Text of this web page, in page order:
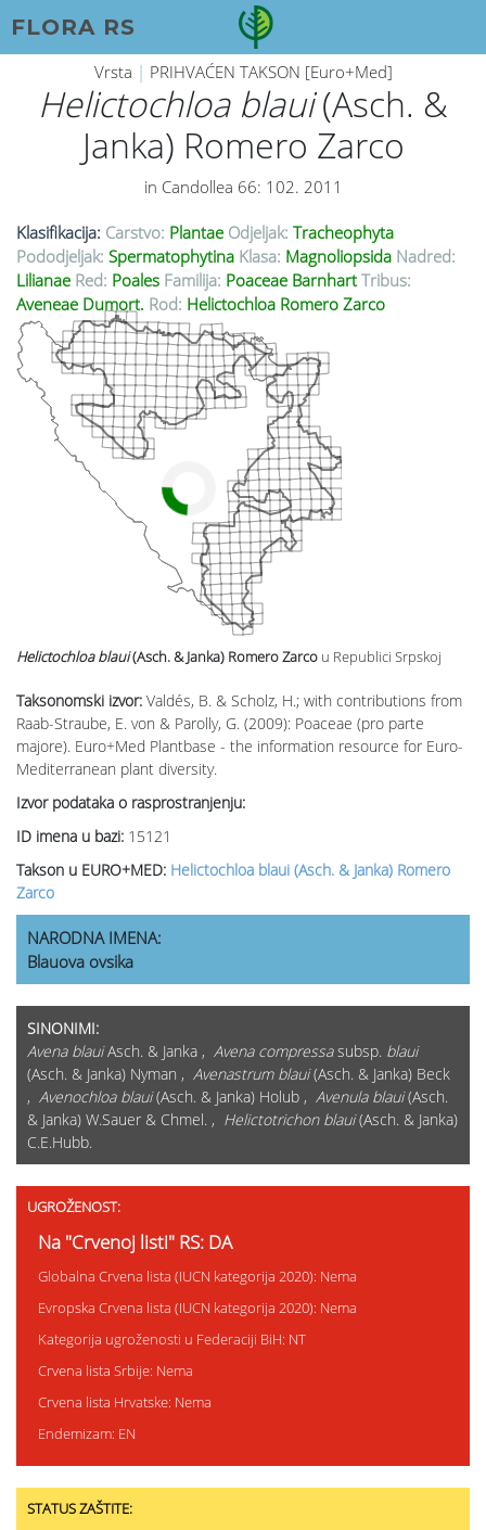
FLORA RS
Vrsta | PRIHVAĆEN TAKSON [Euro+Med]
Helictochloa blaui(Asch. &
Janka) Romero Zarco
in Candollea 66: 102. 2011
Klasifikacija: Carstvo: Plantae Odjeljak: Tracheophyta
Pododjeljak: Spermatophytina Klasa: Magnoliopsida Nadred:
Lilianae Red: Poales Familija: Poaceae BarnhartTribus:
Aveneae Dumort. Rod: Helictochloa Romero Zarco
Taksonomski izvor: Valdés, B. & Scholz, H.; with contributions from
Raab-Straube, E. von & Parolly, G. (2009): Poaceae (pro parte
majore). Euro+Med Plantbase - the information resource for Euro-
Mediterranean plant diversity.
Izvor podataka o rasprostranjenju:
ID imena u bazi: 15121
Takson u EURO+MED: Helictochloa blaui (Asch. & Janka) Romero
Zarco
Helictochloa blaui(Asch. & Janka) Romero Zarco u Republici Srpskoj
NARODNA IMENA:
Blauova ovsika
SINONIMI:
Avena blauiAsch. & Janka , Avena compressasubsp. blaui
(Asch. & Janka) Nyman , Avenastrum blaui(Asch. & Janka) Beck
, Avenochloa blaui(Asch. & Janka) Holub , Avenula blaui(Asch.
& Janka) W.Sauer & Chmel. , Helictotrichon blaui(Asch. & Janka)
C.E.Hubb.
UGROŽENOST:
Na "Crvenoj listi" RS: DA
Globalna Crvena lista (IUCN kategorija 2020): Nema
Evropska Crvena lista (IUCN kategorija 2020): Nema
Kategorija ugroženosti u Federaciji BiH: NT
Crvena lista Srbije: Nema
Crvena lista Hrvatske: Nema
Endemizam: EN
STATUS ZAŠTITE: